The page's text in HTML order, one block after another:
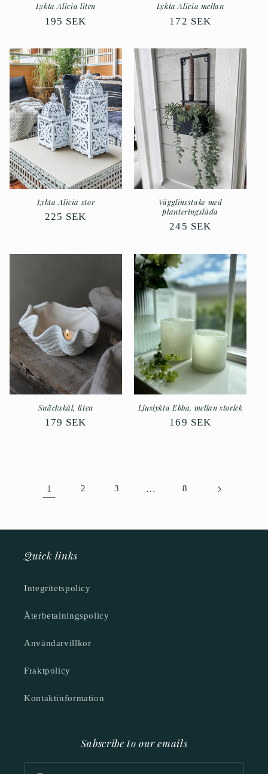
Lykta Alicia liten
Ordinarie
195 SEK
Lykta Alicia mellan
Ordinarie
172 SEK
Lykta Alicia stor
Ordinarie
225 SEK
Väggljusstake med
planteringslåda
Ordinarie
245 SEK
Snäckskål, liten
Ordinarie
179 SEK
Ljuslykta Ebba, mellan storlek
Ordinarie
169 SEK
1 2 3 … 8
Quick links
Integritetspolicy
Återbetalningspolicy
Användarvillkor
Fraktpolicy
Kontaktinformation
Subscribe to our emails